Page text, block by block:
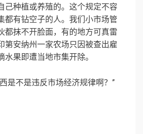
己种植或养殖的。这个规定不容
都有钻空子的人。我们小市场管
都抹不开脸面，有的地方可真雷
第安纳州一家农场只因被查出雇
水果即遭当地市集开除。
是不是违反市场经济规律啊？”